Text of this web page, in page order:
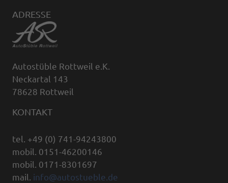
ADRESSE
Autostüble Rottweil e.K.
Neckartal 143
78628 Rottweil
KONTAKT
tel. +49 (0) 741-94243800
mobil. 0151-46200146
mobil. 0171-8301697
mail. info@autostueble.de